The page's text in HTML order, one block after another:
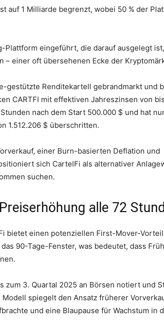
auf 1 Milliarde begrenzt, wobei 50 % der
Plattform eingeführt, die darauf ausgelegt
– einer oft übersehenen Ecke der
gestützte Renditekartell gebrandmarkt und
CARTFI mit effektiven Jahreszinsen von
nach dem Start 500.000 $ und hat
1.512.206 $ überschritten.
einer Burn-basierten Deflation und
sich CartelFi als alternativer
suchen.
alle 72
bietet einen potenziellen First-Mover-
90-Tage-Fenster, was bedeutet, dass
zum 3. Quartal 2025 an Börsen notiert und
spiegelt den Ansatz früherer
und eine Blaupause für Wachstum in